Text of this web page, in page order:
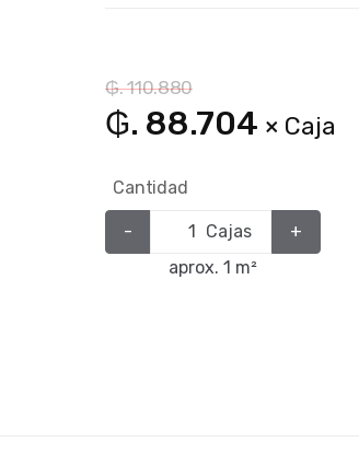
₲. 110.880
₲. 88.704 × Caja
Cantidad
- Cajas
+
aprox. 1 m²